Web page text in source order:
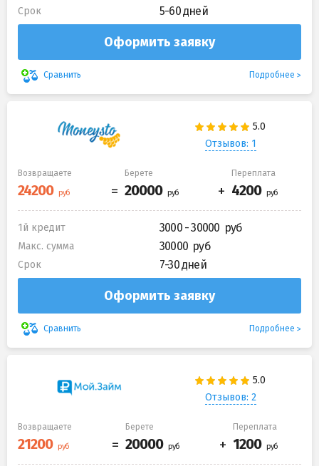
Срок 5-60 дней
Оформить заявку
Сравнить Подробнее
Отзывов: 1
Возвращаете Берете Переплата
1й кредит 3000 - 30000
Макс. сумма 30000
Срок 7-30 дней
Оформить заявку
Сравнить Подробнее
Отзывов: 2
Возвращаете Берете Переплата